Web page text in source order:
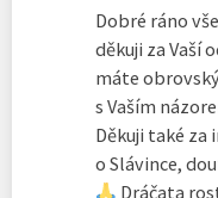
Dobré ráno
děkuji za Vaší
máte
s Vaším
Děkuji také za
o Slávince,
Dráčata